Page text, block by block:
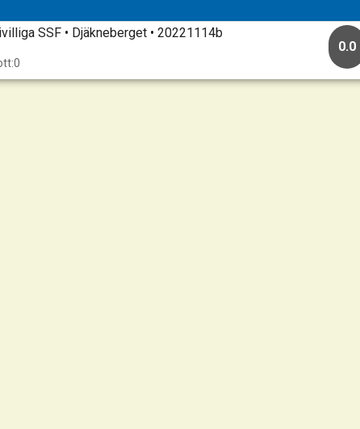
SSF • Djäkneberget • 20221114b
0.0